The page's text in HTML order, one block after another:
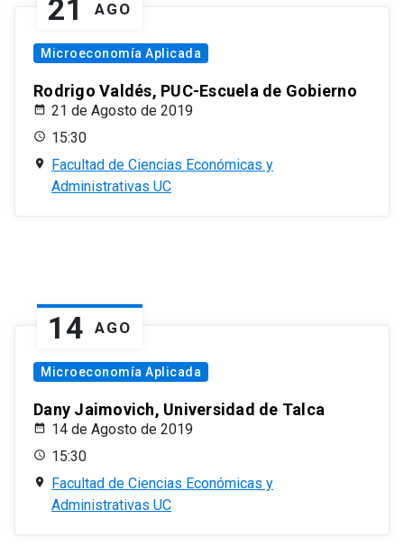
21 AGO
Microeconomía Aplicada
Rodrigo Valdés, PUC-Escuela de Gobierno
21 de Agosto de 2019
15:30
Facultad de Ciencias Económicas y
Administrativas UC
14 AGO
Microeconomía Aplicada
Dany Jaimovich, Universidad de Talca
14 de Agosto de 2019
15:30
Facultad de Ciencias Económicas y
Administrativas UC